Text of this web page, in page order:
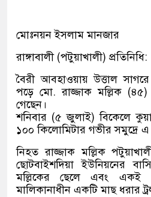
মোঃনয়ন ইসলাম মানজার
রাঙ্গাবালী (পটুয়াখালী) প্রতিনিধি:
বৈরী আবহাওয়ায় উত্তাল
পড়ে মো. রাজ্জাক মল্লিক
গেছেন।
শনিবার (৫ জুলাই) বিকেলে
১০০ কিলোমিটার গভীর সমুদ্রে এ
নিহত রাজ্জাক মল্লিক
ছোটবাইশদিয়া ইউনিয়নের
মল্লিকের ছেলে এবং একই
মালিকানাধীন একটি মাছ ধরার